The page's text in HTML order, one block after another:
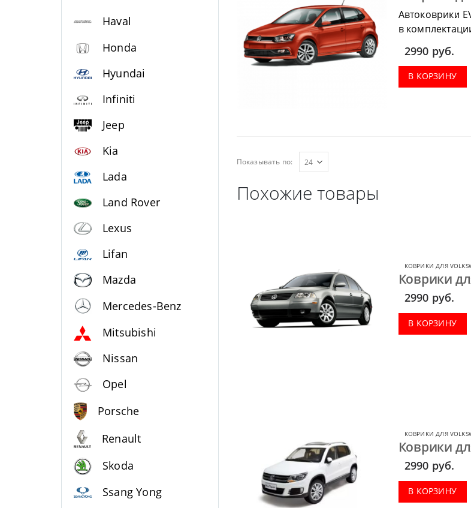
Автоковрики
в
2990 руб.
В КОРЗИНУ
Показывать по:
Похожие товары
КОВРИКИ ДЛЯ
Коврики
2990 руб.
В КОРЗИНУ
КОВРИКИ ДЛЯ
Коврики
2990 руб.
В КОРЗИНУ
Haval
Honda
Hyundai
Infiniti
Jeep
Kia
Lada
Land Rover
Lexus
Lifan
Mazda
Mercedes-Benz
Mitsubishi
Nissan
Opel
Porsche
Renault
Skoda
Ssang Yong